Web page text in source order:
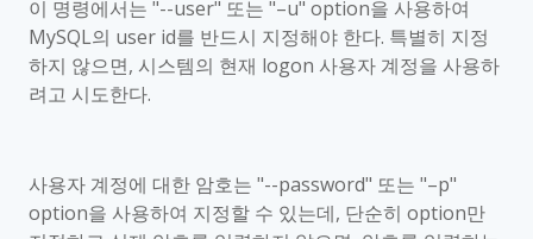
이 명령에서는 "--user" 또는 "–u" option을 사용하여
MySQL의 user id를 반드시 지정해야 한다. 특별히 지정
하지 않으면, 시스템의 현재 logon 사용자 계정을 사용하
려고 시도한다.
사용자 계정에 대한 암호는 "--password" 또는 "–p"
option을 사용하여 지정할 수 있는데, 단순히 option만